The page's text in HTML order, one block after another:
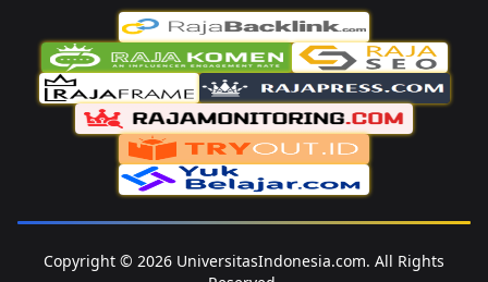
Copyright © 2026 UniversitasIndonesia.com. All Rights